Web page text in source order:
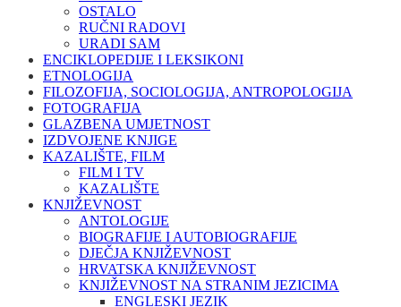
OSTALO
RUČNI RADOVI
URADI SAM
ENCIKLOPEDIJE I LEKSIKONI
ETNOLOGIJA
FILOZOFIJA, SOCIOLOGIJA, ANTROPOLOGIJA
FOTOGRAFIJA
GLAZBENA UMJETNOST
IZDVOJENE KNJIGE
KAZALIŠTE, FILM
FILM I TV
KAZALIŠTE
KNJIŽEVNOST
ANTOLOGIJE
BIOGRAFIJE I AUTOBIOGRAFIJE
DJEČJA KNJIŽEVNOST
HRVATSKA KNJIŽEVNOST
KNJIŽEVNOST NA STRANIM JEZICIMA
ENGLESKI JEZIK